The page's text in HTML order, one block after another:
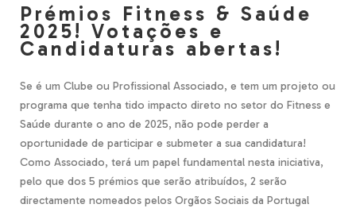
Prémios Fitness & Saúde
2025! Votações e
Candidaturas abertas!
Se é um Clube ou Profissional Associado, e tem um projeto ou
programa que tenha tido impacto direto no setor do Fitness e
Saúde durante o ano de 2025, não pode perder a
oportunidade de participar e submeter a sua candidatura!
Como Associado, terá um papel fundamental nesta iniciativa,
pelo que dos 5 prémios que serão atribuídos, 2 serão
directamente nomeados pelos Orgãos Sociais da Portugal